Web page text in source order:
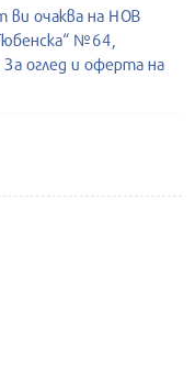
ви очаква на НОВ
№64,
оглед и оферта на